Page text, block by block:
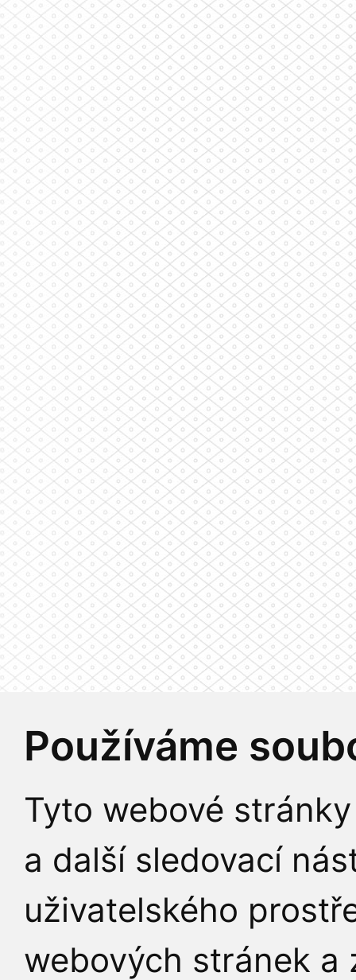
Používáme
Tyto webové
a další sledovací
uživatelského
webových stránek a